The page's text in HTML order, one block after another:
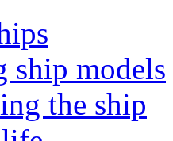
ship models
the ship